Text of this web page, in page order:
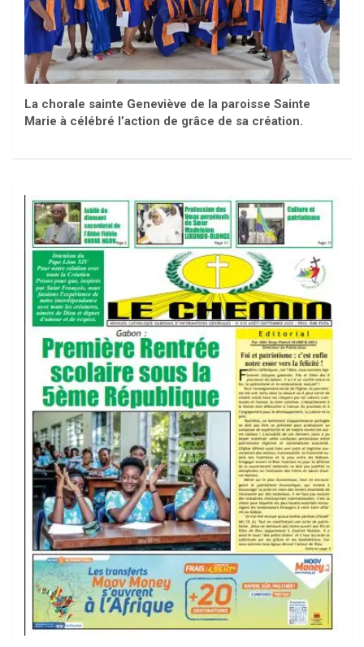
La chorale sainte Geneviève de la paroisse Sainte
Marie à célébré l’action de grâce de sa création.